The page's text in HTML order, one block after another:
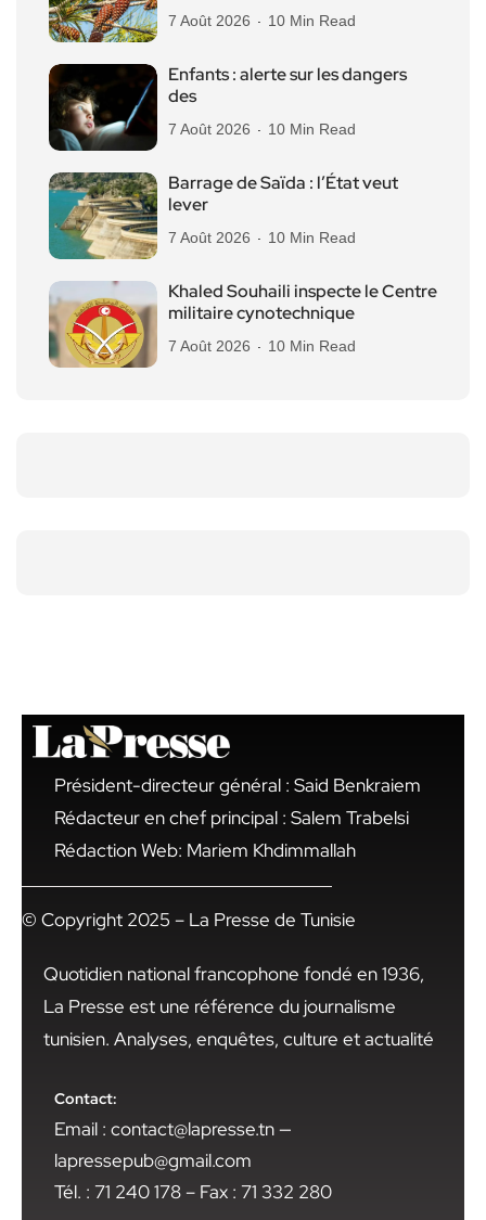
7 Août 2026 10 Min Read
Enfants : alerte sur les dangers
des
7 Août 2026 10 Min Read
Barrage de Saïda : l’État veut
lever
7 Août 2026 10 Min Read
Khaled Souhaili inspecte le Centre
militaire cynotechnique
7 Août 2026 10 Min Read
Président-directeur général : Said Benkraiem
Rédacteur en chef principal : Salem Trabelsi
Rédaction Web: Mariem Khdimmallah
© Copyright 2025 – La Presse de Tunisie
Quotidien national francophone fondé en 1936,
La Presse est une référence du journalisme
tunisien. Analyses, enquêtes, culture et actualité
Contact:
Email : contact@lapresse.tn —
lapressepub@gmail.com
Tél. : 71 240 178 – Fax : 71 332 280